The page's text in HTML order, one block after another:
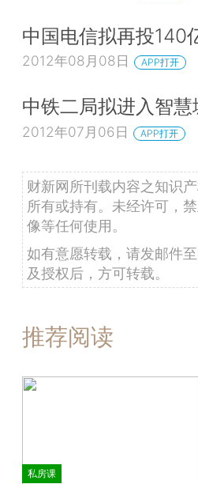
中国电信拟再投140
2012年08月08日 APP打开
中铁二局拟进入智
2012年07月06日 APP打开
财新网所刊载内容之知识
所有或持有。未经许可，
像等任何使用。
如有意愿转载，请发邮件至
及授权后，方可转载。
推荐阅读
私房课